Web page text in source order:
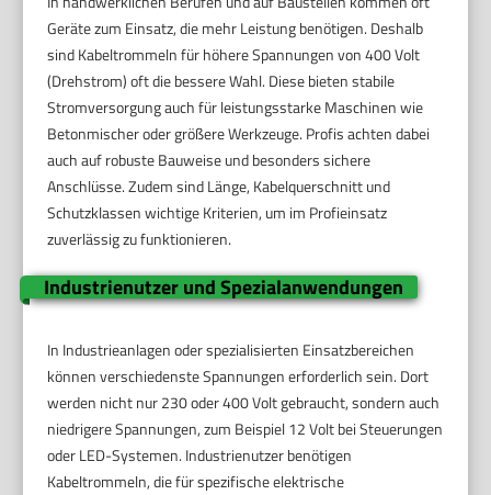
Geräte zum Einsatz, die mehr Leistung benötigen. Deshalb
sind Kabeltrommeln für höhere Spannungen von 400 Volt
(Drehstrom) oft die bessere Wahl. Diese bieten stabile
Stromversorgung auch für leistungsstarke Maschinen wie
Betonmischer oder größere Werkzeuge. Profis achten dabei
auch auf robuste Bauweise und besonders sichere
Anschlüsse. Zudem sind Länge, Kabelquerschnitt und
Schutzklassen wichtige Kriterien, um im Profieinsatz
zuverlässig zu funktionieren.
Industrienutzer und Spezialanwendungen
In Industrieanlagen oder spezialisierten Einsatzbereichen
können verschiedenste Spannungen erforderlich sein. Dort
werden nicht nur 230 oder 400 Volt gebraucht, sondern auch
niedrigere Spannungen, zum Beispiel 12 Volt bei Steuerungen
oder LED-Systemen. Industrienutzer benötigen
Kabeltrommeln, die für spezifische elektrische